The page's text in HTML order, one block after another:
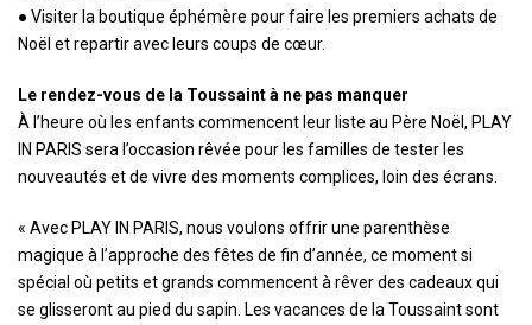
● Visiter la boutique éphémère pour faire les premiers achats de
Noël et repartir avec leurs coups de cœur.
Le rendez-vous de la Toussaint à ne pas manquer
À l’heure où les enfants commencent leur liste au Père Noël, PLAY
IN PARIS sera l’occasion rêvée pour les familles de tester les
nouveautés et de vivre des moments complices, loin des écrans.
« Avec PLAY IN PARIS, nous voulons offrir une parenthèse
magique à l’approche des fêtes de fin d’année, ce moment si
spécial où petits et grands commencent à rêver des cadeaux qui
se glisseront au pied du sapin. Les vacances de la Toussaint sont